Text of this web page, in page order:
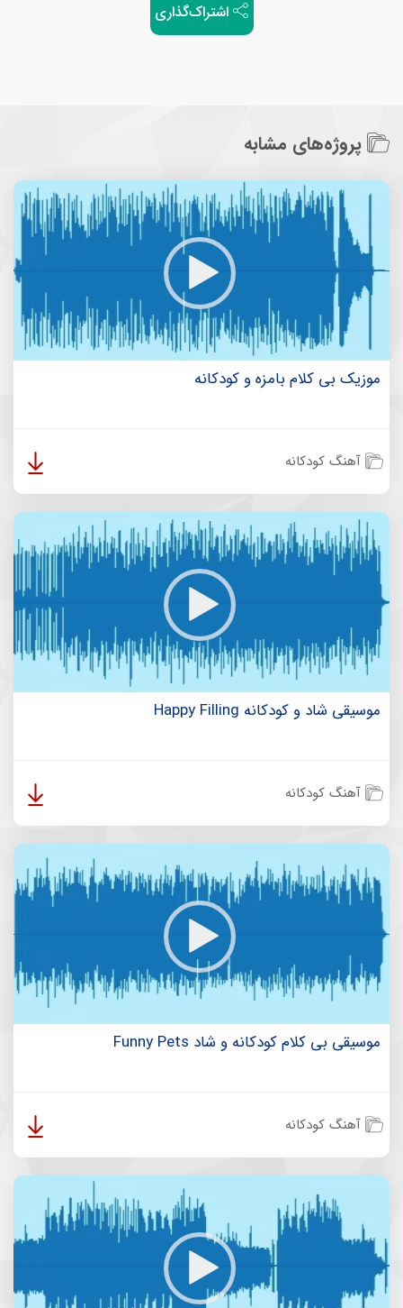
اشتراک‌گذاری
پروژه‌های مشابه
موزیک بی کلام بامزه و کودکانه
آهنگ کودکانه
موسیقی شاد و کودکانه Happy Filling
آهنگ کودکانه
موسیقی بی کلام کودکانه و شاد Funny Pets
آهنگ کودکانه